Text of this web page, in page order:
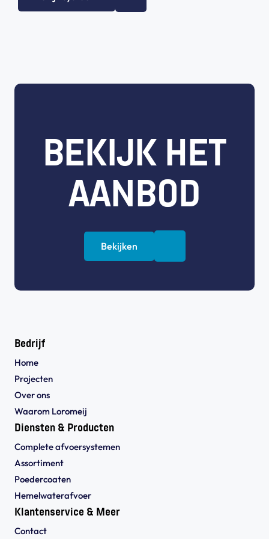
BEKIJK HET
AANBOD
Bekijken
Bedrijf
Home
Projecten
Over ons
Waarom Loromeij
Diensten & Producten
Complete afvoersystemen
Assortiment
Poedercoaten
Hemelwaterafvoer
Klantenservice & Meer
Contact